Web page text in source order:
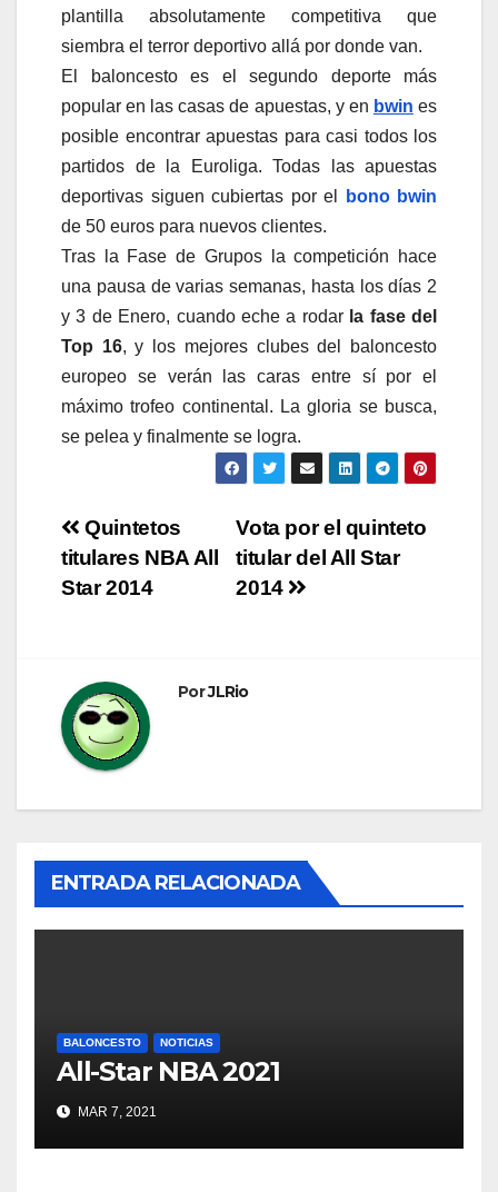
plantilla absolutamente competitiva que
siembra el terror deportivo allá por donde van.
El baloncesto es el segundo deporte más
popular en las casas de apuestas, y en bwin es
posible encontrar apuestas para casi todos los
partidos de la Euroliga. Todas las apuestas
deportivas siguen cubiertas por el
bono bwin
de 50 euros para nuevos clientes.
Tras la Fase de Grupos la competición hace
una pausa de varias semanas, hasta los días 2
y 3 de Enero, cuando eche a rodar la fase del
Top 16, y los mejores clubes del baloncesto
europeo se verán las caras entre sí por el
máximo trofeo continental. La gloria se busca,
se pelea y finalmente se logra.
Navegación
de
Vota por el quinteto
titular del All Star
2014
Quintetos
titulares NBA All
Star 2014
PorJLRio
ENTRADA RELACIONADA
BALONCESTO NOTICIAS
All-Star NBA 2021
MAR 7, 2021